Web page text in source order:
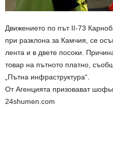
Движението по път II-73
при разклона за Камчия, се
лента и в двете посоки.
товар на пътното платно,
„Пътна инфраструктура“.
От Агенцията призовават
24shumen.com